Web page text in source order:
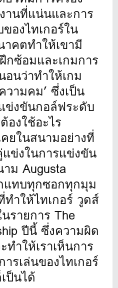
านที่แน่นและการ
องไทเกอร์ใน
คตทำให้เขามี
กซ้อมและเกมการ
นว่าทำให้เกม
วามคม’ ซึ่งเป็น
ข่งขันกอล์ฟระดับ
องใช้อะไร
ยในสนามอย่างที่
แข่งในการแข่งขัน
ม Augusta
แทบทุกซอกทุกมุม
ทำให้ไทเกอร์ วูดส์
รายการ The
ปีนี้ ซึ่งความผิด
ำให้เราเห็นการ
รเล่นของไทเกอร์
ป็นได้